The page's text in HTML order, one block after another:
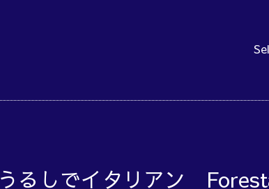
うるしでイタリアン